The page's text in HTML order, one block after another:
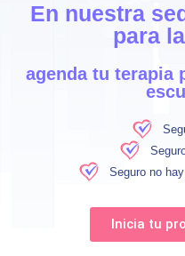
En nuestra
para
agenda tu terapia
Seguro no
Inicia tu